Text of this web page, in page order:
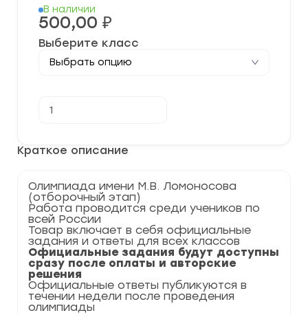
Краткое описание
Олимпиада имени М.В. Ломоносова
(отборочный этап)
Работа проводится среди учеников по
всей России
Товар включает в себя официальные
задания и ответы для всех классов
Официальные задания будут доступны
сразу после оплаты и авторские
решения
Официальные ответы публикуются в
течении недели после проведения
олимпиады
В наличии
500,00 ₽
Выберите класс
товара
по
Русскому
2024
(задания
и
ответы)